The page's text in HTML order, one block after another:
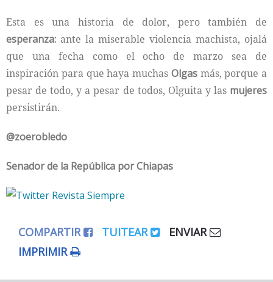
Esta es una historia de dolor, pero también de
esperanza: ante la miserable violencia machista, ojalá
que una fecha como el ocho de marzo sea de
inspiración para que haya muchas Olgasmás, porque a
pesar de todo, y a pesar de todos, Olguita y las mujeres
persistirán.
@zoerobledo
Senador de la República por Chiapas
COMPARTIR TUITEAR
ENVIAR
IMPRIMIR